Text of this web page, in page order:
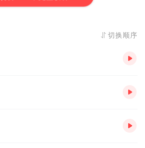
切换顺序